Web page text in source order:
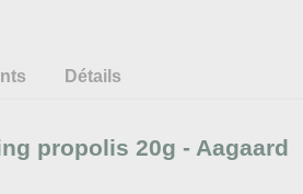
Détails
propolis 20g - Aagaard